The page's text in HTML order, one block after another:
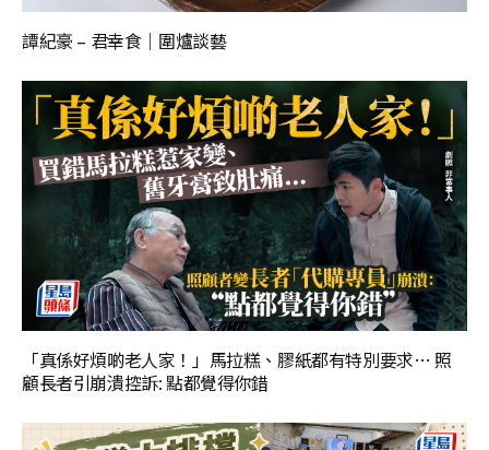
譚紀豪 – 君幸食｜圍爐談藝
「真係好煩啲老人家！」馬拉糕、膠紙都有特別要求… 照
顧長者引崩潰控訴: 點都覺得你錯